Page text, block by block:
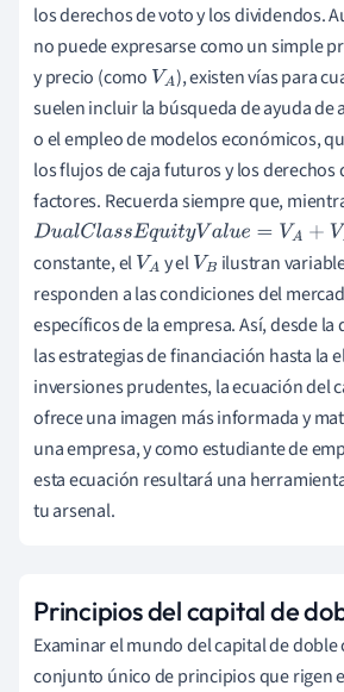
los derechos de voto y los dividendos.
no puede expresarse como un simple
y precio (como VA ), existen vías para
suelen incluir la búsqueda de ayuda de
o el empleo de modelos económicos,
los flujos de caja futuros y los
factores. Recuerda siempre que,
DualClassEquityValue=VA+VB
constante, el VA y el VB ilustran
responden a las condiciones del
específicos de la empresa. Así, desde
las estrategias de financiación hasta la
inversiones prudentes, la ecuación del
ofrece una imagen más informada y
una empresa, y como estudiante de
esta ecuación resultará una
tu arsenal.
Principios del capital de
Examinar el mundo del capital de doble
conjunto único de principios que rigen